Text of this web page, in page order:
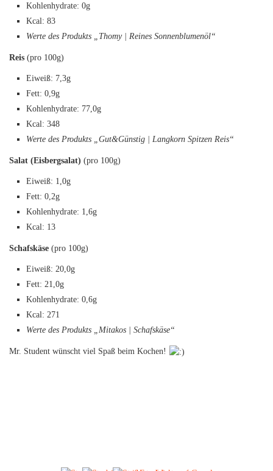
Kohlenhydrate: 0g
Kcal: 83
Werte des Produkts „Thomy | Reines Sonnenblumenöl“
Reis (pro 100g)
Eiweiß: 7,3g
Fett: 0,9g
Kohlenhydrate: 77,0g
Kcal: 348
Werte des Produkts „Gut&Günstig | Langkorn Spitzen Reis“
Salat (Eisbergsalat) (pro 100g)
Eiweiß: 1,0g
Fett: 0,2g
Kohlenhydrate: 1,6g
Kcal: 13
Schafskäse (pro 100g)
Eiweiß: 20,0g
Fett: 21,0g
Kohlenhydrate: 0,6g
Kcal: 271
Werte des Produkts „Mitakos | Schafskäse“
Mr. Student wünscht viel Spaß beim Kochen!